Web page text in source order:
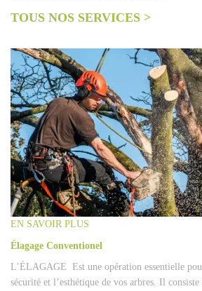
TOUS NOS SERVICES >
EN SAVOIR PLUS
Élagage Conventionel
L’ÉLAGAGE Est une opération essentielle
sécurité et l’esthétique de vos arbres. Il